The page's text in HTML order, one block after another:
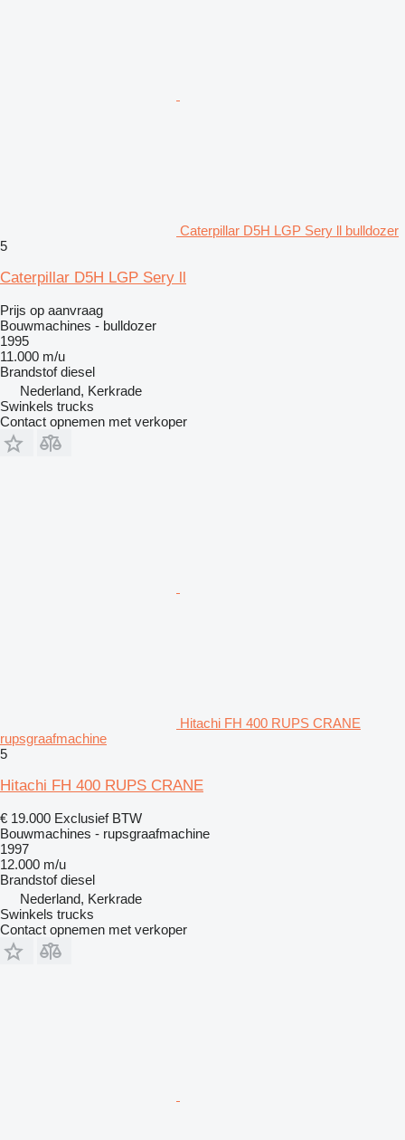
Caterpillar D5H LGP Sery ll bulldozer
5
Caterpillar D5H LGP Sery ll
Prijs op aanvraag
Bouwmachines - bulldozer
1995
11.000 m/u
Brandstof diesel
Nederland, Kerkrade
Swinkels trucks
Contact opnemen met verkoper
Hitachi FH 400 RUPS CRANE
rupsgraafmachine
5
Hitachi FH 400 RUPS CRANE
€ 19.000 Exclusief BTW
Bouwmachines - rupsgraafmachine
1997
12.000 m/u
Brandstof diesel
Nederland, Kerkrade
Swinkels trucks
Contact opnemen met verkoper